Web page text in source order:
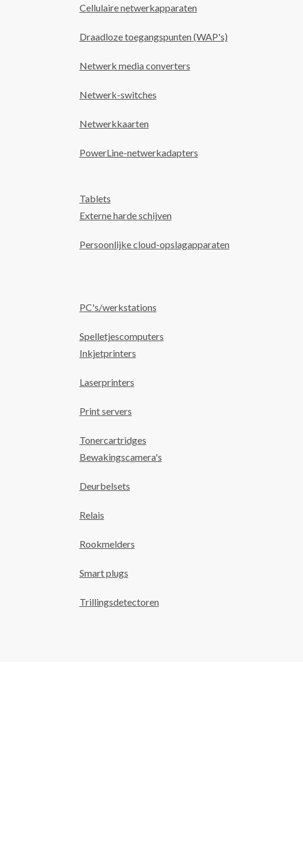
Cellulaire netwerkapparaten
Draadloze toegangspunten (WAP's)
Netwerk media converters
Netwerk-switches
Netwerkkaarten
PowerLine-netwerkadapters
Tablets
Externe harde schijven
Persoonlijke cloud-opslagapparaten
PC's/werkstations
Spelletjescomputers
Inkjetprinters
Laserprinters
Print servers
Tonercartridges
Bewakingscamera's
Deurbelsets
Relais
Rookmelders
Smart plugs
Trillingsdetectoren